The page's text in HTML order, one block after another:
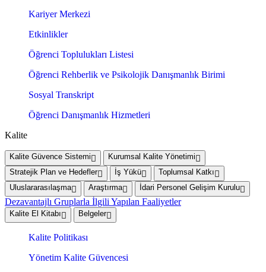
Kariyer Merkezi
Etkinlikler
Öğrenci Toplulukları Listesi
Öğrenci Rehberlik ve Psikolojik Danışmanlık Birimi
Sosyal Transkript
Öğrenci Danışmanlık Hizmetleri
Kalite
Kalite Güvence Sistemi
Kurumsal Kalite Yönetimi
Stratejik Plan ve Hedefler
İş Yükü
Toplumsal Katkı
Uluslararasılaşma
Araştırma İdari Personel Gelişim Kurulu
Dezavantajlı Gruplarla İlgili Yapılan Faaliyetler
Kalite El Kitabı Belgeler
Kalite Politikası
Yönetim Kalite Güvencesi